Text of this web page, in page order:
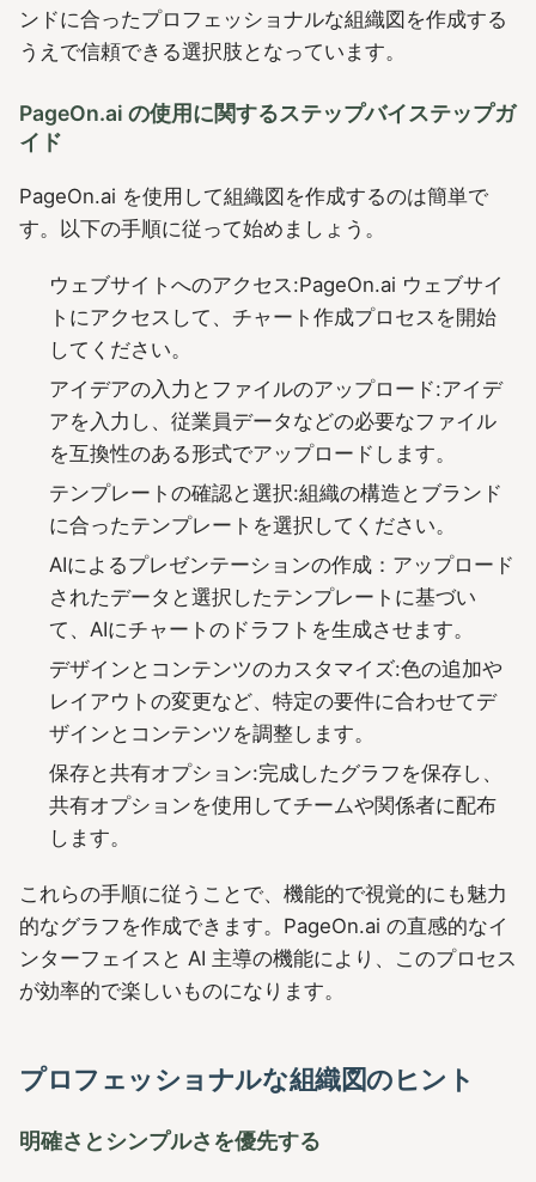
ンドに合ったプロフェッショナルな組織図を作成する
うえで信頼できる選択肢となっています。
PageOn.ai の使用に関するステップバイステップガ
イド
PageOn.ai を使用して組織図を作成するのは簡単で
す。以下の手順に従って始めましょう。
ウェブサイトへのアクセス:PageOn.ai ウェブサイ
トにアクセスして、チャート作成プロセスを開始
してください。
アイデアの入力とファイルのアップロード:アイデ
アを入力し、従業員データなどの必要なファイル
を互換性のある形式でアップロードします。
テンプレートの確認と選択:組織の構造とブランド
に合ったテンプレートを選択してください。
AIによるプレゼンテーションの作成：アップロード
されたデータと選択したテンプレートに基づい
て、AIにチャートのドラフトを生成させます。
デザインとコンテンツのカスタマイズ:色の追加や
レイアウトの変更など、特定の要件に合わせてデ
ザインとコンテンツを調整します。
保存と共有オプション:完成したグラフを保存し、
共有オプションを使用してチームや関係者に配布
します。
これらの手順に従うことで、機能的で視覚的にも魅力
的なグラフを作成できます。PageOn.ai の直感的なイ
ンターフェイスと AI 主導の機能により、このプロセス
が効率的で楽しいものになります。
プロフェッショナルな組織図のヒント
明確さとシンプルさを優先する